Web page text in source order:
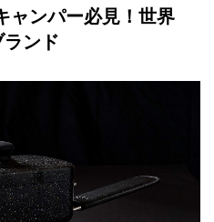
ャンパー必見！世界
ンド